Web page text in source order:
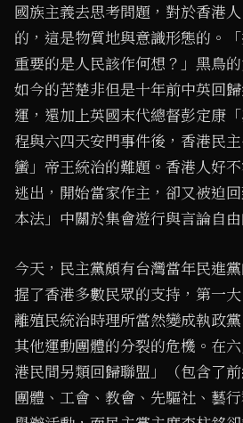
國族主義去思考問題，對於香港
的，這是物質地與意識形態的。
重要的是人民該作何想？」黑鳥
如今的苦楚非但是十年前中英回
運，還加上英國末代總督彭定康
程與六四天安門事件後，香港民
蠻」帝王統治的難題。香港人好
逃出，開始當家作主，卻又被迫
本法」中關於集會遊行與言論自由
今天，民主黨頗有台灣當年民進
握了香港多數民眾的支持，第一
離殖民統治時理所當然變成執政
其他運動團體的分裂的危機。在
港民間另類回歸聯盟」（包含了
團體、工會、教會、先驅社、藝